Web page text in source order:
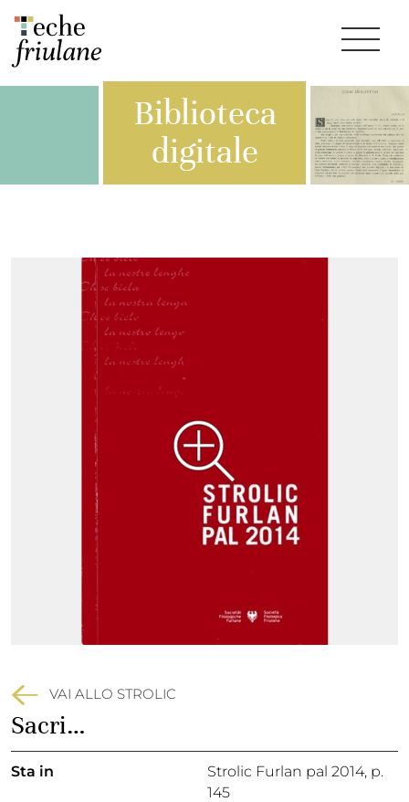
Biblioteca
digitale
VAI ALLO STROLIC
Sacri…
Sta in Strolic Furlan pal 2014, p.
145